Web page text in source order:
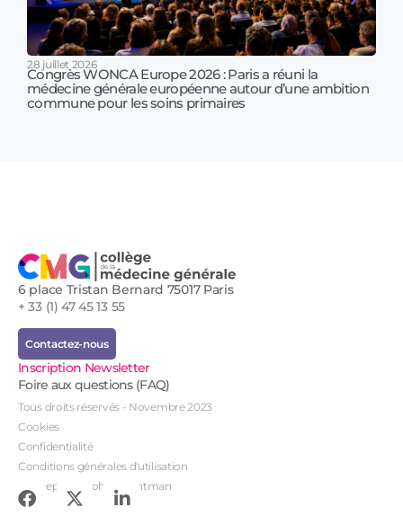
28 juillet 2026
Congrès WONCA Europe 2026 : Paris a réuni la
médecine générale européenne autour d’une ambition
commune pour les soins primaires
6 place Tristan Bernard 75017 Paris
+ 33 (1) 47 45 13 55
Contactez-nous
Inscription Newsletter
Foire aux questions (FAQ)
Tous droits réservés - Novembre 2023
Cookies
Confidentialité
Conditions générales d'utilisation
Conception : John Brightman